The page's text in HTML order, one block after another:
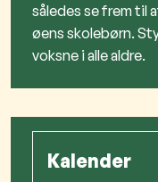
således se frem til
øens skolebørn.
voksne i alle aldre.
Kalender